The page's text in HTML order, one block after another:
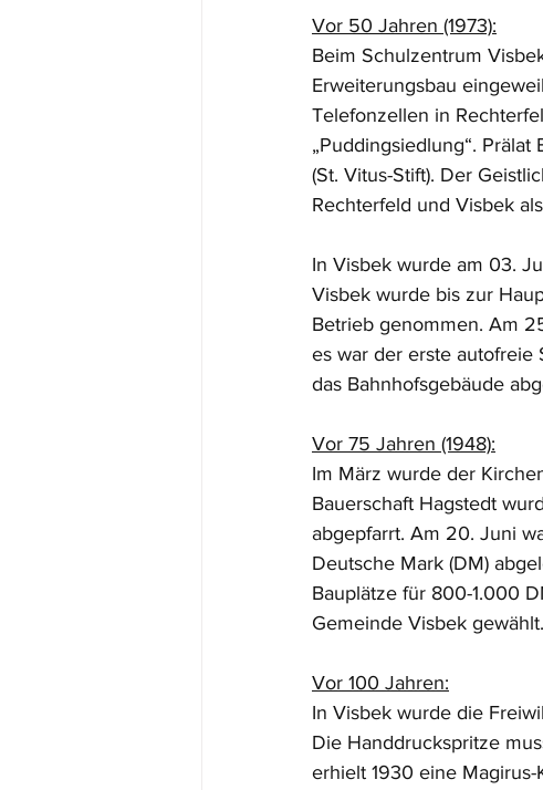
Vor 50 Jahren (1973):
Beim Schulzentrum
Erweiterungsbau
Telefonzellen in
„Puddingsiedlung“.
(St. Vitus-Stift). Der
Rechterfeld und Visbek
In Visbek wurde am 03.
Visbek wurde bis zur
Betrieb genommen. Am
es war der erste autofreie
das Bahnhofsgebäude
Vor 75 Jahren (1948):
Im März wurde der
Bauerschaft Hagstedt
abgepfarrt. Am 20. Juni
Deutsche Mark (DM)
Bauplätze für 800-1.000
Gemeinde Visbek gewählt.
Vor 100 Jahren:
In Visbek wurde die
Die Handdruckspritze
erhielt 1930 eine